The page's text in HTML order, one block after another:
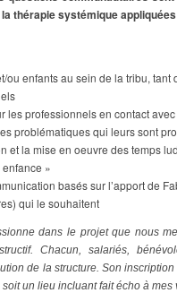
thérapie systémique
ou enfants au sein de la tribu, tant
les professionnels en contact
problématiques qui leurs sont
et la mise en oeuvre des temps
»
basés sur l’apport de
qui le souhaitent
dans le projet que nous
Chacun, salariés,
de la structure. Son
un lieu incluant fait écho à mes